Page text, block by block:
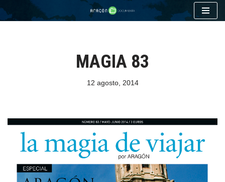
MAGIA 83
12 agosto, 2014